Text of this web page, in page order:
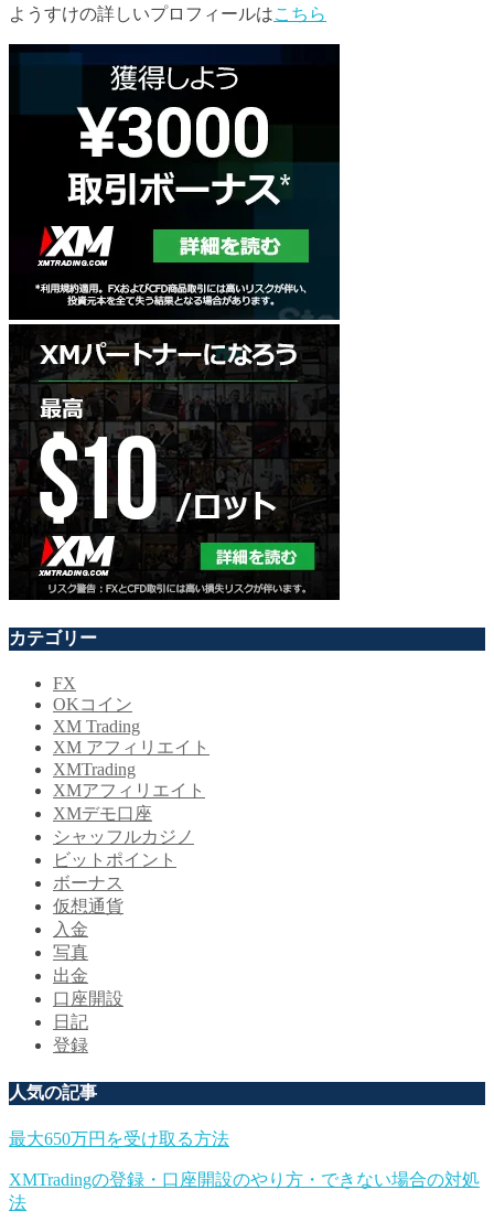
ようすけの詳しいプロフィールはこちら
カテゴリー
FX
OKコイン
XM Trading
XM アフィリエイト
XMTrading
XMアフィリエイト
XMデモ口座
シャッフルカジノ
ビットポイント
ボーナス
仮想通貨
入金
写真
出金
口座開設
日記
登録
人気の記事
最大650万円を受け取る方法
XMTradingの登録・口座開設のやり方・できない場合の対処
法